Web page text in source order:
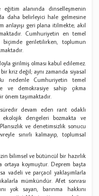
eğitim alanında dinselleşmenin
daha belirleyici hale gelmesine
anlayışı geri plana itilmekte; akıl
Cumhuriyetin en temel
geriletilirken, toplumun
girilmiş olması kabul edilemez.
kriz değil; aynı zamanda siyasal
nedenle Cumhuriyetin temel
ve demokrasiye sahip çıkma
taşımaktadır.
devam eden rant odaklı
dengeleri bozmakta ve
ve denetimsizlik sonucu
sınırlı kalmayıp, toplumsal
bilimsel ve bütüncül bir hazırlık
koymuştur. Deprem başta
vadeli ve parçacıl yaklaşımlarla
mümkündür. Afet sonrası
yok sayan, barınma hakkını